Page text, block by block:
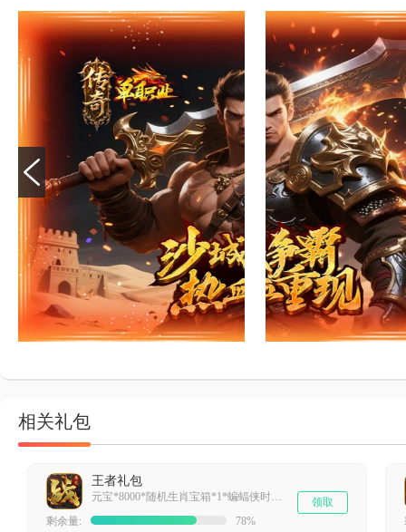
相关礼包
王者礼包
元宝*8000*随机生肖宝箱*1*蝙蝠侠时装*1
剩余量:
78%
领取